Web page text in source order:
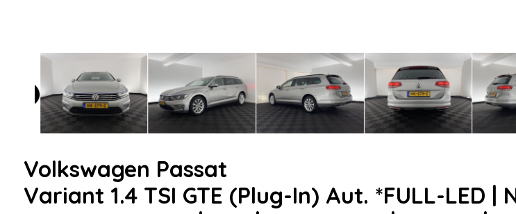
Volkswagen Passat
Variant 1.4 TSI GTE (Plug-In) Aut. *FULL-LED |